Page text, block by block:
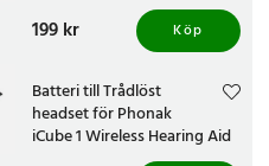
Pris :199 kr
199 kr Köp
Batteri till Trådlöst
headset för Phonak
iCube 1 Wireless Hearing Aid